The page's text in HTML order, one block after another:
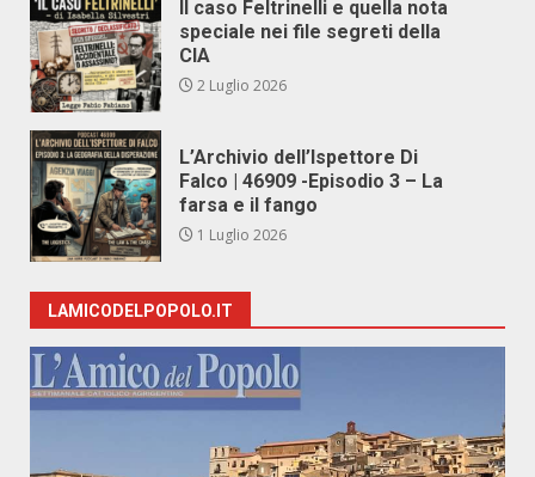
Il caso Feltrinelli e quella nota
speciale nei file segreti della
CIA
2 Luglio 2026
L’Archivio dell’Ispettore Di
Falco | 46909 -Episodio 3 – La
farsa e il fango
1 Luglio 2026
LAMICODELPOPOLO.IT